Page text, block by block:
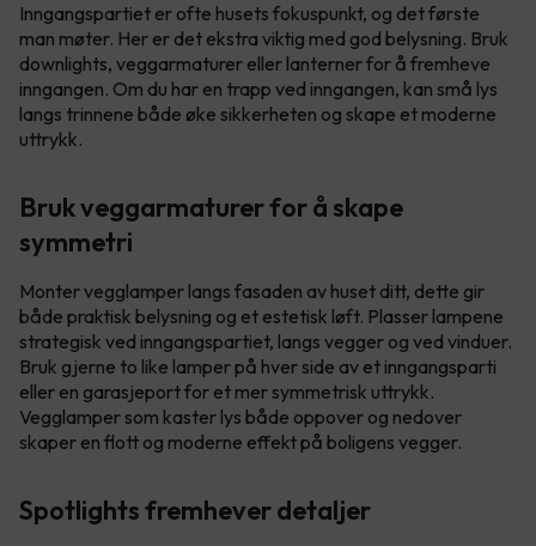
Inngangspartiet er ofte husets fokuspunkt, og det første
man møter. Her er det ekstra viktig med god belysning. Bruk
downlights, veggarmaturer eller lanterner for å fremheve
inngangen. Om du har en trapp ved inngangen, kan små lys
langs trinnene både øke sikkerheten og skape et moderne
uttrykk.
Bruk veggarmaturer for å skape
symmetri
Monter vegglamper langs fasaden av huset ditt, dette gir
både praktisk belysning og et estetisk løft. Plasser lampene
strategisk ved inngangspartiet, langs vegger og ved vinduer.
Bruk gjerne to like lamper på hver side av et inngangsparti
eller en garasjeport for et mer symmetrisk uttrykk.
Vegglamper som kaster lys både oppover og nedover
skaper en flott og moderne effekt på boligens vegger.
Spotlights fremhever detaljer